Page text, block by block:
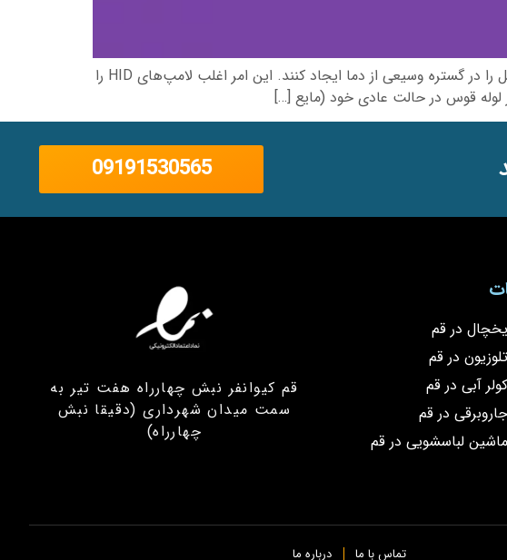
تعمیرات تلویزیون ایکس ویژن در قم بر خلاف لامپ‌های مهتابی، لامپ‌های هالوژن می‌توانند خروجی نور کامل را در گستره وسیعی از دما ایجاد کنند. این امر اغلب لامپ‌های HID را
لوله قوس در حالت عادی خود (مایع […]
09191530565
در قم
در قم
آبی در قم
در قم
لباسشویی در قم
قم کیوانفر نبش چهارراه هفت تیر به
سمت میدان شهرداری (دقیقا نبش
چهارراه)
تماس با ما درباره ما